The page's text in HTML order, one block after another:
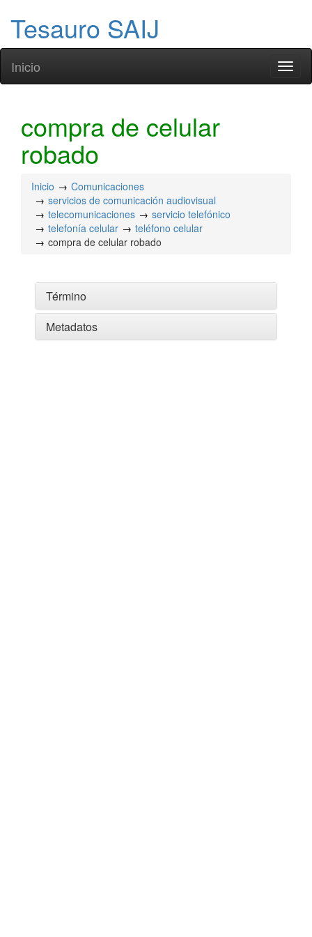
Tesauro SAIJ
Inicio
compra de celular
robado
Inicio
Comunicaciones
servicios de comunicación audiovisual
telecomunicaciones
servicio telefónico
telefonía celular
teléfono celular
compra de celular robado
Término
Metadatos